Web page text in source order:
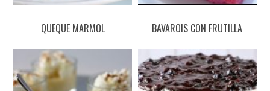
QUEQUE MARMOL BAVAROIS CON FRUTILLA